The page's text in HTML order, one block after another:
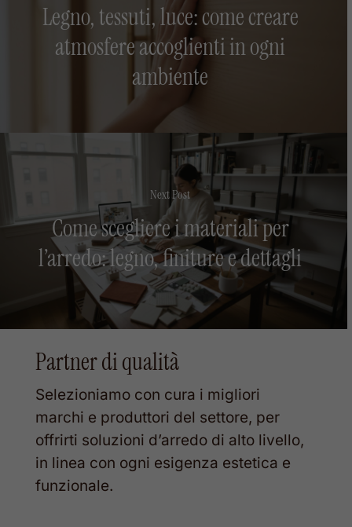
Legno, tessuti, luce: come creare
atmosfere accoglienti in ogni
ambiente
Next Post
Come scegliere i materiali per
l’arredo: legno, finiture e dettagli
Partner di qualità
Selezioniamo con cura i migliori
marchi e produttori del settore, per
offrirti soluzioni d’arredo di alto livello,
in linea con ogni esigenza estetica e
funzionale.